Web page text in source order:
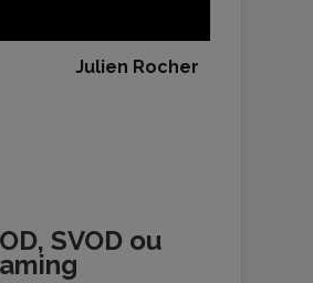
Julien Rocher
SVOD ou